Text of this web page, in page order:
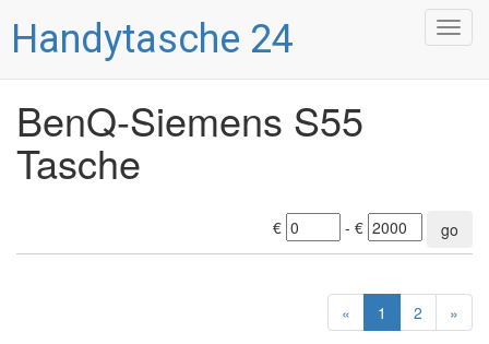
Handytasche 24
BenQ-Siemens S55
Tasche
€ - € go
« 1 2 »